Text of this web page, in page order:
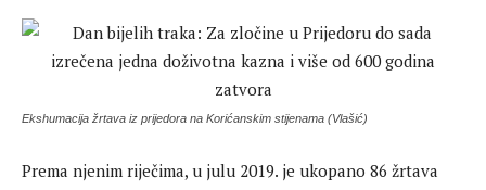
Ekshumacija žrtava iz prijedora na Korićanskim stijenama (Vlašić)
Prema njenim riječima, u julu 2019. je ukopano 86 žrtava